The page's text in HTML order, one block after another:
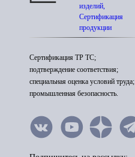
изделий,
Сертификация
продукции
Сертификация ТР ТС;
подтверждение соответствия;
специальная оценка условий труда;
промышленная безопасность.